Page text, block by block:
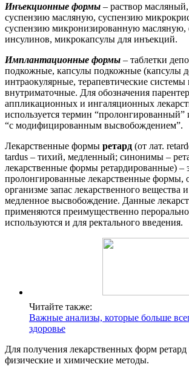
Инъекционные формы – раствор
суспензию масляную, суспензию
суспензию микронизированную масляную,
инсулинов, микрокапсулы для инъекций.
Имплантационные формы – таблетки
подкожные, капсулы подкожные (капсулы
интраокулярные, терапевтические системы
внутриматочные. Для обозначения
аппликационных и ингаляционных
используется термин
“с модифицированным высвобождением”.
Лекарственные формы ретард (от лат.
tardus – тихий, медленный; синонимы –
лекарственные формы ретардированные) –
пролонгированные лекарственные формы,
организме запас лекарственного вещества
медленное высвобождение. Данные
применяются преимущественно
используются и для ректального введения.
Читайте также:
Важные анализы, которые больше
здоровье
Для получения лекарственных форм
физические и химические методы.